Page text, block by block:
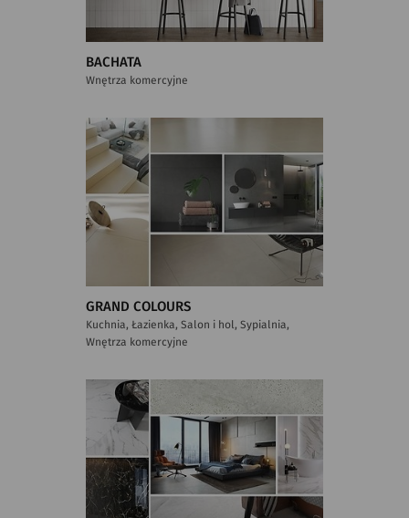
BACHATA
Wnętrza komercyjne
GRAND COLOURS
Kuchnia, Łazienka, Salon i hol, Sypialnia,
Wnętrza komercyjne